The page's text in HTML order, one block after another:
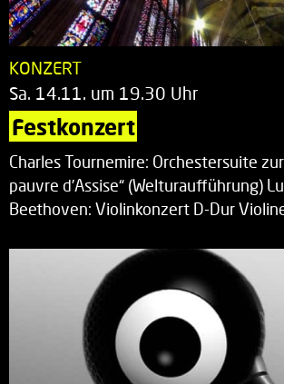
KONZERT
Sa. 14.11. um 19.30 Uhr
Festkonzert
Charles Tournemire: Orchestersuite
pauvre d’Assise“ (Welturaufführung)
Beethoven: Violinkonzert D-Dur